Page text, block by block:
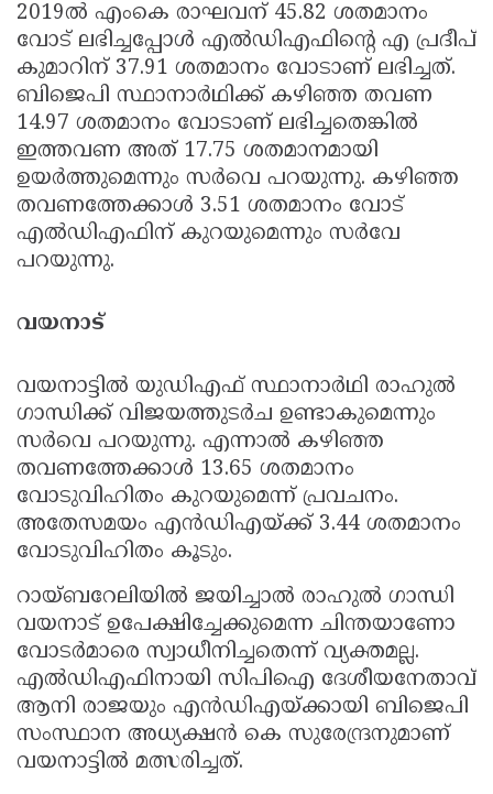
2019ല്‍ എംകെ രാഘവന് 45.82 ശതമാനം
വോട് ലഭിച്ചപ്പോള്‍ എല്‍ഡിഎഫിന്റെ എ പ്രദീപ്
കുമാറിന് 37.91 ശതമാനം വോടാണ് ലഭിച്ചത്.
ബിജെപി സ്ഥാനാര്‍ഥിക്ക് കഴിഞ്ഞ തവണ
14.97 ശതമാനം വോടാണ് ലഭിച്ചതെങ്കില്‍
ഇത്തവണ അത് 17.75 ശതമാനമായി
ഉയര്‍ത്തുമെന്നും സര്‍വെ പറയുന്നു. കഴിഞ്ഞ
തവണത്തേക്കാള്‍ 3.51 ശതമാനം വോട്
എല്‍ഡിഎഫിന് കുറയുമെന്നും സര്‍വേ
പറയുന്നു.
വയനാട്
വയനാട്ടില്‍ യുഡിഎഫ് സ്ഥാനാര്‍ഥി രാഹുല്‍
ഗാന്ധിക്ക് വിജയത്തുടര്‍ച ഉണ്ടാകുമെന്നും
സര്‍വെ പറയുന്നു. എന്നാല്‍ കഴിഞ്ഞ
തവണത്തേക്കാള്‍ 13.65 ശതമാനം
വോടുവിഹിതം കുറയുമെന്ന് പ്രവചനം.
അതേസമയം എന്‍ഡിഎയ്ക്ക് 3.44 ശതമാനം
വോടുവിഹിതം കൂടും.
റായ്ബറേലിയില്‍ ജയിച്ചാല്‍ രാഹുല്‍ ഗാന്ധി
വയനാട് ഉപേക്ഷിച്ചേക്കുമെന്ന ചിന്തയാണോ
വോടര്‍മാരെ സ്വാധീനിച്ചതെന്ന് വ്യക്തമല്ല.
എല്‍ഡിഎഫിനായി സിപിഐ ദേശീയനേതാവ്
ആനി രാജയും എന്‍ഡിഎയ്ക്കായി ബിജെപി
സംസ്ഥാന അധ്യക്ഷന്‍ കെ സുരേന്ദ്രനുമാണ്
വയനാട്ടില്‍ മത്സരിച്ചത്.